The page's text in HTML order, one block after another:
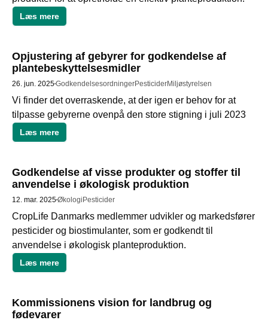
Læs mere
Opjustering af gebyrer for godkendelse af
plantebeskyttelsesmidler
26. jun. 2025GodkendelsesordningerPesticiderMiljøstyrelsen
Vi finder det overraskende, at der igen er behov for at
tilpasse gebyrerne ovenpå den store stigning i juli 2023
Læs mere
Godkendelse af visse produkter og stoffer til
anvendelse i økologisk produktion
12. mar. 2025Økologi Pesticider
CropLife Danmarks medlemmer udvikler og markedsfører
pesticider og biostimulanter, som er godkendt til
anvendelse i økologisk planteproduktion.
Læs mere
Kommissionens vision for landbrug og
fødevarer